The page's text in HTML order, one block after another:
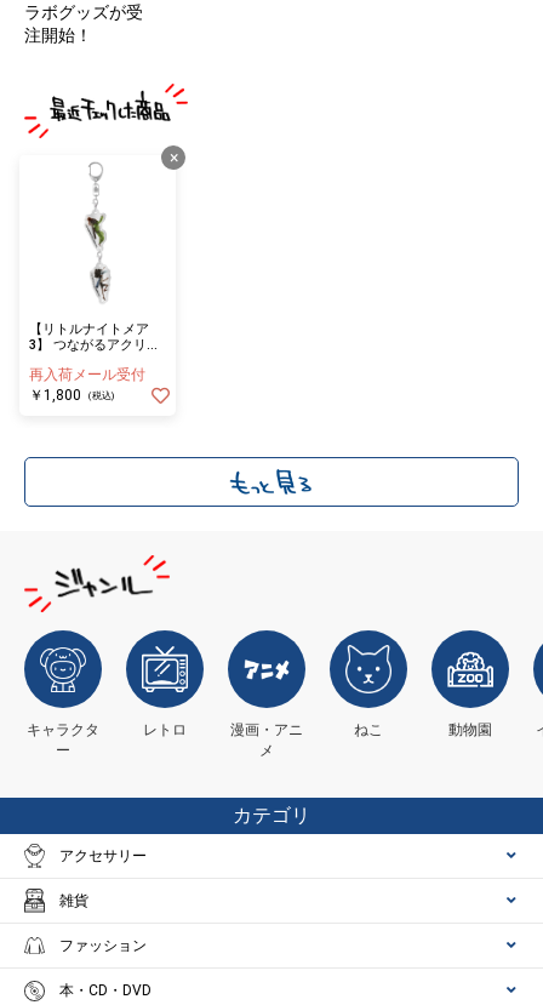
ラボグッズが受
注開始！
×
【リトルナイトメア
3】 つながるアクリル
再入荷メール受付
￥1,800
(税込)
キャラクタ
ー
レトロ
漫画・アニ
メ
ねこ 動物園
カテゴリ
アクセサリー
雑貨
ファッション
本・CD・DVD